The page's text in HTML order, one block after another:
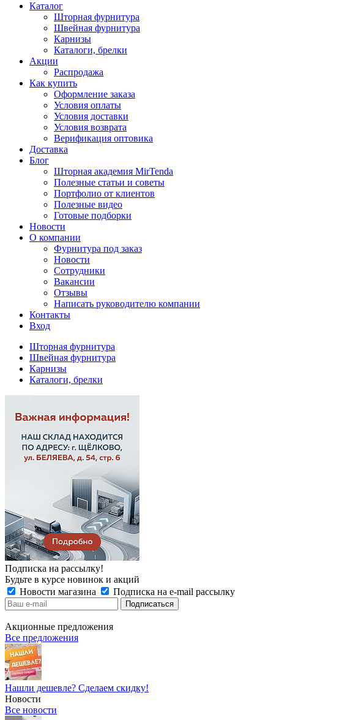
Каталог
Шторная фурнитура
Швейная фурнитура
Карнизы
Каталоги, брелки
Акции
Распродажа
Как купить
Оформление заказа
Условия оплаты
Условия доставки
Условия возврата
Верификация оптовика
Доставка
Блог
Шторная академия MirTenda
Полезные статьи и советы
Портфолио от клиентов
Полезные видео
Готовые подборки
Новости
О компании
Фурнитура под заказ
Новости
Сотрудники
Вакансии
Отзывы
Написать руководителю компании
Контакты
Вход
Шторная фурнитура
Швейная фурнитура
Карнизы
Каталоги, брелки
Подписка на рассылку!
Будьте в курсе новинок и акций
Новости магазина
Подписка на e-mail рассылку
Акционные предложения
Все предложения
Нашли дешевле? Сделаем скидку!
Новости
Все новости